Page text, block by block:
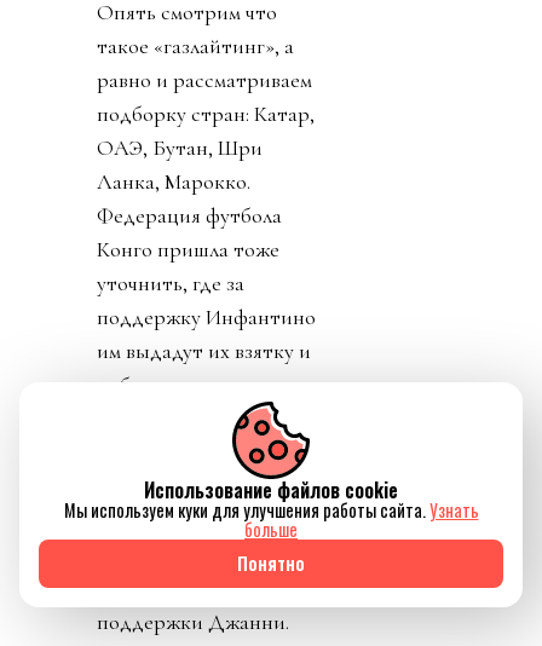
Опять смотрим что
такое «газлайтинг», а
равно и рассматриваем
подборку стран: Катар,
ОАЭ, Бутан, Шри
Ланка, Марокко.
Федерация футбола
Конго пришла тоже
уточнить, где за
поддержку Инфантино
им выдадут их взятку и
поблагодарить лично
товарища Инфантино за
развитие конголезского
футбола. Английская и
Валлийская ассоциации
футбола закрепили
формально отзыв своей
поддержки Джанни.
Использование файлов cookie
Мы используем куки для улучшения работы сайта.Узнать
больше
Понятно